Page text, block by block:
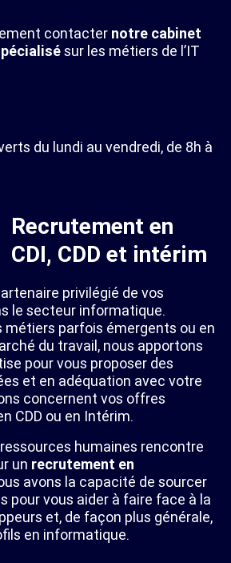
contacter notre cabinet
sur les métiers de l’IT
du lundi au vendredi, de 8h à
Recrutement en
CDI, CDD et intérim
privilégié de vos
le secteur informatique.
métiers parfois émergents ou en
du travail, nous apportons
pour vous proposer des
et en adéquation avec votre
concernent vos offres
CDD ou en Intérim.
humaines rencontre
un recrutement en
avons la capacité de sourcer
pour vous aider à faire face à la
et, de façon plus générale,
en informatique.